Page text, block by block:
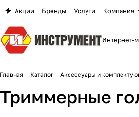
Акции Бренды Услуги Компания
Интернет-
Главная Каталог Аксессуары и
Триммерные